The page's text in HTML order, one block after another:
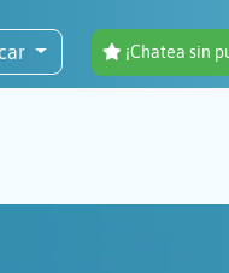
¡Chatea sin